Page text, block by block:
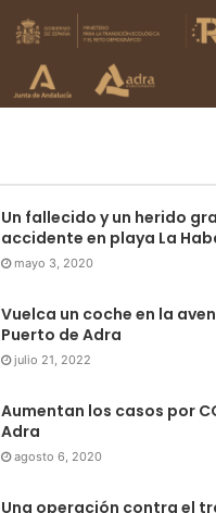
Un fallecido y un herido
accidente en playa La
mayo 3, 2020
Vuelca un coche en la
Puerto de Adra
julio 21, 2022
Aumentan los casos por
Adra
agosto 6, 2020
Una operación contra el